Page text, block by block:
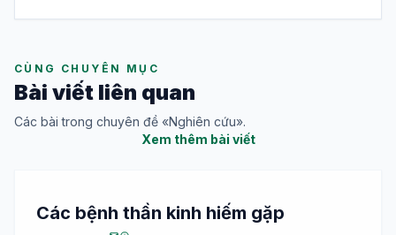
CÙNG CHUYÊN MỤC
Bài viết liên quan
Các bài trong chuyên đề «Nghiên cứu».
Xem thêm bài viết
Các bệnh thần kinh hiếm gặp